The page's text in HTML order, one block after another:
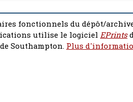
fonctionnels du dépôt/
utilise le logiciel EPrints
Southampton. Plus